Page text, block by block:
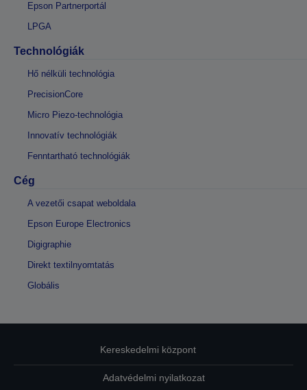
Epson Partnerportál
LPGA
Technológiák
Hő nélküli technológia
PrecisionCore
Micro Piezo-technológia
Innovatív technológiák
Fenntartható technológiák
Cég
A vezetői csapat weboldala
Epson Europe Electronics
Digigraphie
Direkt textilnyomtatás
Globális
Kereskedelmi központ
Adatvédelmi nyilatkozat